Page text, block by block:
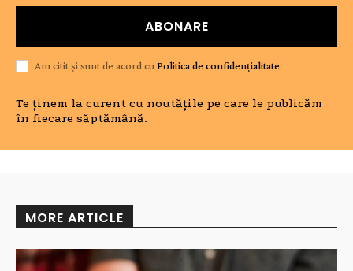
ABONARE
Am citit și sunt de acord cuPolitica de confidențialitate.
Te ținem la curent cu noutățile pe care le publicăm
în fiecare săptămână.
MORE ARTICLE